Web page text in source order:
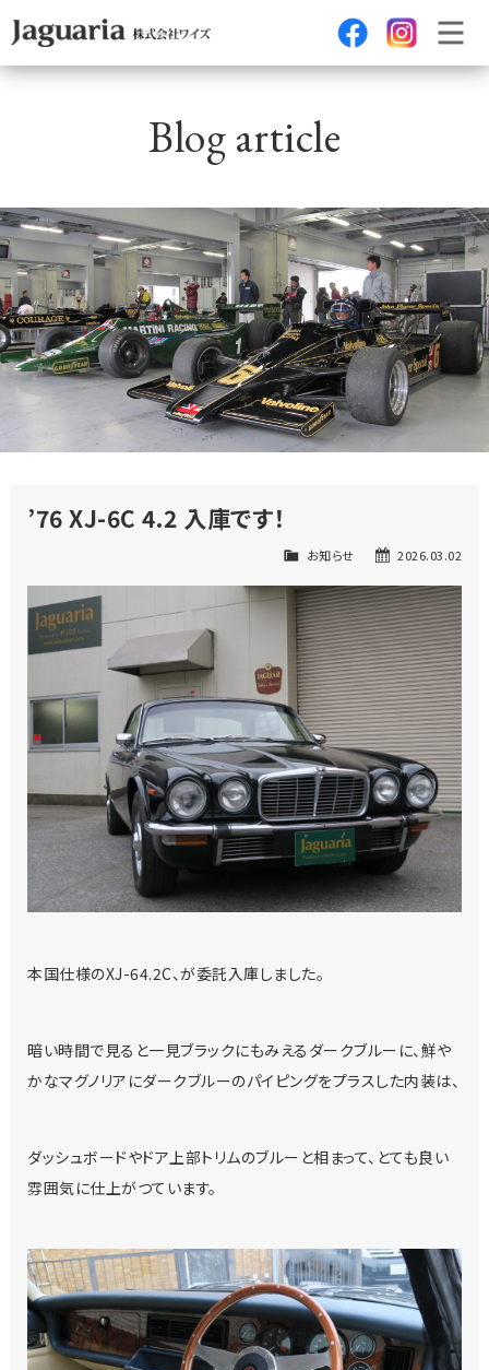
Blog article
’76 XJ-6C 4.2 入庫です！
2026.03.02
お知らせ
本国仕様のXJ-64.2C、が委託入庫しました。
暗い時間で見ると一見ブラックにもみえるダークブルーに、鮮や
かなマグノリアにダークブルーのパイピングをプラスした内装は、
ダッシュボードやドア上部トリムのブルーと相まって、とても良い
雰囲気に仕上がつています。